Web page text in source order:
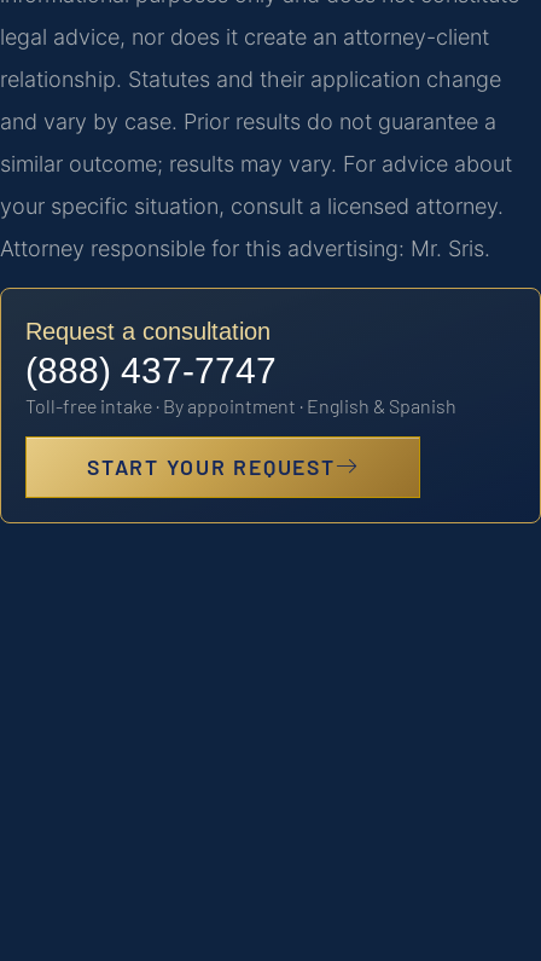
legal advice, nor does it create an attorney-client
relationship. Statutes and their application change
and vary by case. Prior results do not guarantee a
similar outcome; results may vary. For advice about
your specific situation, consult a licensed attorney.
Attorney responsible for this advertising: Mr. Sris.
Request a consultation
(888) 437-7747
Toll-free intake · By appointment · English & Spanish
START YOUR REQUEST